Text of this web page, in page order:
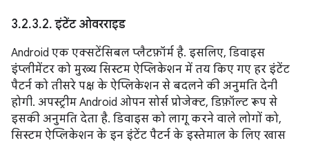
3.2.3.2.इंटेंट ओवरराइड
Android एक एक्सटेंसिबल प्लैटफ़ॉर्म है. इसलिए, डिवाइस
इंप्लीमेंटर को मुख्य सिस्टम ऐप्लिकेशन में तय किए गए हर इंटेंट
पैटर्न को तीसरे पक्ष के ऐप्लिकेशन से बदलने की अनुमति देनी
होगी. अपस्ट्रीम Android ओपन सोर्स प्रोजेक्ट, डिफ़ॉल्ट रूप से
इसकी अनुमति देता है. डिवाइस को लागू करने वाले लोगों को,
सिस्टम ऐप्लिकेशन के इन इंटेंट पैटर्न के इस्तेमाल के लिए खास